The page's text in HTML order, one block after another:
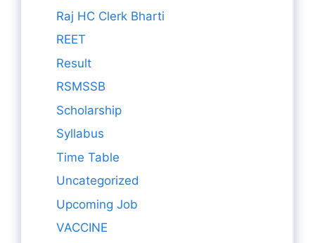
Raj HC Clerk Bharti
REET
Result
RSMSSB
Scholarship
Syllabus
Time Table
Uncategorized
Upcoming Job
VACCINE